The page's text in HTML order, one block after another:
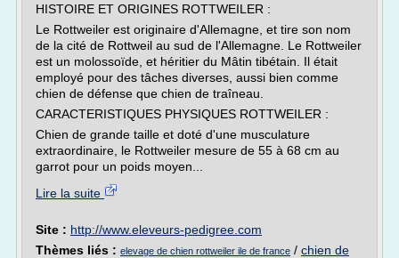
HISTOIRE ET ORIGINES ROTTWEILER :
Le Rottweiler est originaire d'Allemagne, et tire son nom
de la cité de Rottweil au sud de l'Allemagne. Le Rottweiler
est un molossoïde, et héritier du Mâtin tibétain. Il était
employé pour des tâches diverses, aussi bien comme
chien de défense que chien de traîneau.
CARACTERISTIQUES PHYSIQUES ROTTWEILER :
Chien de grande taille et doté d'une musculature
extraordinaire, le Rottweiler mesure de 55 à 68 cm au
garrot pour un poids moyen...
Lire la suite
Site : http://www.eleveurs-pedigree.com
Thèmes liés : elevage de chien rottweiler ile de france / chien de